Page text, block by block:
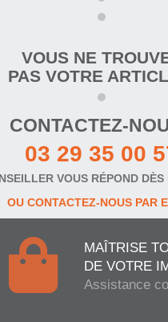
VOUS NE
PAS VOTRE
CONTACTEZ-
03 29 35 00
VOUS RÉPOND
OU CONTACTEZ-NOUS PAR
MAÎTRISE
DE VOTRE
Assistance